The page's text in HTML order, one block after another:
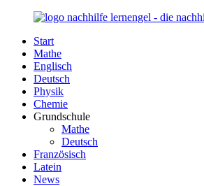
Zurück
Inhalt
Nachhilfe-
Lernengel.de
Unsere
Nachhilfe-
Eule
berät
zum
Damit
Lernen
Start
Mathe
Englisch
Deutsch
Physik
Chemie
Grundschule
Mathe
Deutsch
Französisch
Latein
News